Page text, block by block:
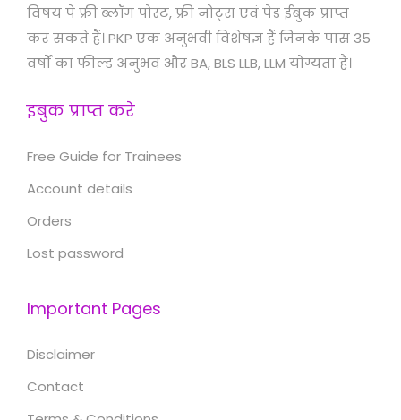
विषय पे फ्री ब्लॉग पोस्ट, फ्री नोट्स एवं पेड ईबुक प्राप्त
कर सकते हैं। PKP एक अनुभवी विशेषज्ञ हैं जिनके पास 35
वर्षों का फील्ड अनुभव और BA, BLS LLB, LLM योग्यता है।
इबुक प्राप्त करे
Free Guide for Trainees
Account details
Orders
Lost password
Important Pages
Disclaimer
Contact